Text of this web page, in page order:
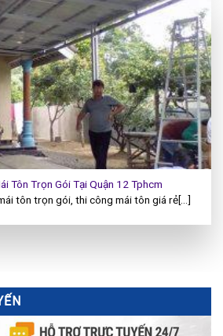
Tôn Trọn Gói Tại Quận 12 Tphcm
tôn trọn gói, thi công mái tôn giá rẻ[...]